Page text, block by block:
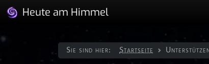
Heute am Himmel
Sie sind hier: Startseite